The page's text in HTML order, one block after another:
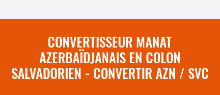
CONVERTISSEUR MANAT
AZERBAÏDJANAIS EN COLON
SALVADORIEN - CONVERTIR AZN / SVC